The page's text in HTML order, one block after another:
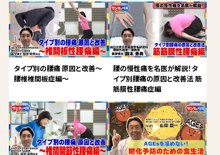
タイプ別の腰痛 原因と改善～
腰椎椎間板症編～
腰の慢性痛を名医が解説！タ
イプ別腰痛の原因と改善法 筋
筋膜性腰痛症編